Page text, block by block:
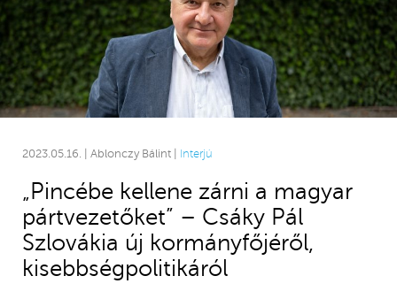
2023.05.16. | Ablonczy Bálint | Interjú
„Pincébe kellene zárni a magyar
pártvezetőket” – Csáky Pál
Szlovákia új kormányfőjéről,
kisebbségpolitikáról